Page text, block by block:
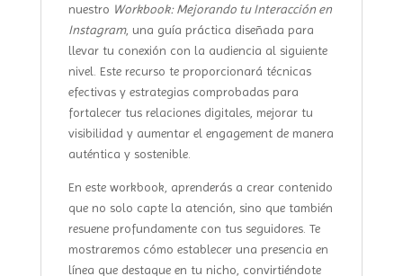
nuestro Workbook: Mejorando tu Interacción en
Instagram, una guía práctica diseñada para
llevar tu conexión con la audiencia al siguiente
nivel. Este recurso te proporcionará técnicas
efectivas y estrategias comprobadas para
fortalecer tus relaciones digitales, mejorar tu
visibilidad y aumentar el engagement de manera
auténtica y sostenible.
En este workbook, aprenderás a crear contenido
que no solo capte la atención, sino que también
resuene profundamente con tus seguidores. Te
mostraremos cómo establecer una presencia en
línea que destaque en tu nicho, convirtiéndote